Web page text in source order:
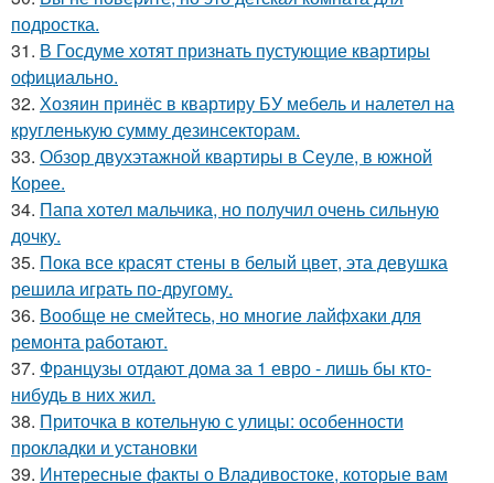
подростка.
31. В Госдуме хотят признать пустующие квартиры
официально.
32. Хозяин принёс в квартиру БУ мебель и налетел на
кругленькую сумму дезинсекторам.
33. Обзор двухэтажной квартиры в Сеуле, в южной
Корее.
34. Папа хотел мальчика, но получил очень сильную
дочку.
35. Пока все красят стены в белый цвет, эта девушка
решила играть по-другому.
36. Вообще не смейтесь, но многие лайфхаки для
ремонта работают.
37. Французы отдают дома за 1 евро - лишь бы кто-
нибудь в них жил.
38. Приточка в котельную с улицы: особенности
прокладки и установки
39. Интересные факты о Владивостоке, которые вам